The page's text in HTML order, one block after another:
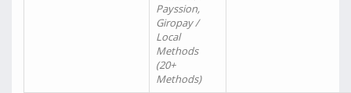
Payssion,
Giropay /
Local
Methods
(20+
Methods)